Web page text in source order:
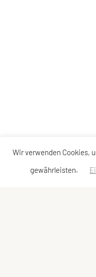
Wir verwenden Cookies,
gewährleisten.